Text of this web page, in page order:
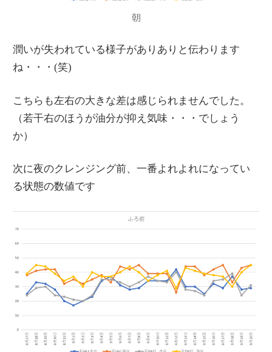
朝
潤いが失われている様子がありありと伝わります
ね・・・(笑)
こちらも左右の大きな差は感じられませんでした。
（若干右のほうが油分が抑え気味・・・でしょう
か）
次に夜のクレンジング前、一番よれよれになってい
る状態の数値です